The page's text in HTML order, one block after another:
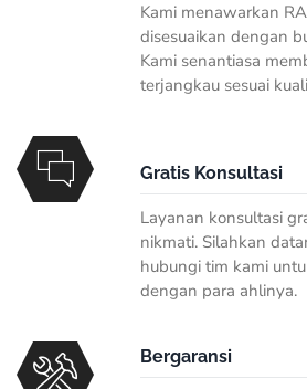
Kami menawarkan
disesuaikan dengan
Kami senantiasa
terjangkau sesuai
Gratis Konsultasi
Layanan konsultasi
nikmati. Silahkan
hubungi tim kami
dengan para ahlinya.
Bergaransi